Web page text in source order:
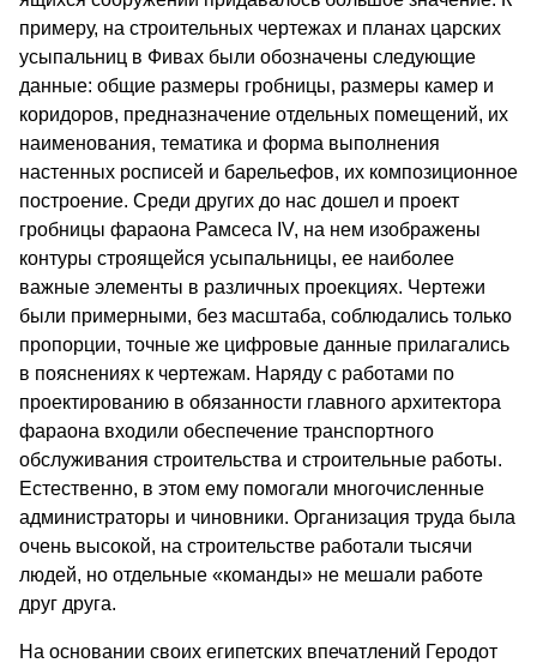
примеру, на строительных чертежах и планах царс­ких
усыпальниц в Фивах были обозначены следу­ющие
данные: общие размеры гробницы, размеры камер и
коридоров, предназначение отдельных по­мещений, их
наименования, тематика и форма вы­полнения
настенных росписей и барельефов, их ком­позиционное
построение. Среди других до нас дошел и проект
гробницы фараона Рамсеса IV, на нем изоб­ражены
контуры строящейся усыпальницы, ее наи­более
важные элементы в различных проекциях. Чертежи
были примерными, без масштаба, соблюда­лись только
пропорции, точные же цифровые дан­ные прилагались
в пояснениях к чертежам. Наряду с работами по
проектированию в обязанности главно­го архитектора
фараона входили обеспечение транс­портного
обслуживания строительства и строитель­ные работы.
Естественно, в этом ему помогали мно­гочисленные
администраторы и чиновники. Орга­низация труда была
очень высокой, на строительстве работали тысячи
людей, но отдельные «команды» не мешали работе
друг друга.
На основании своих египетских впечатлений Ге­родот